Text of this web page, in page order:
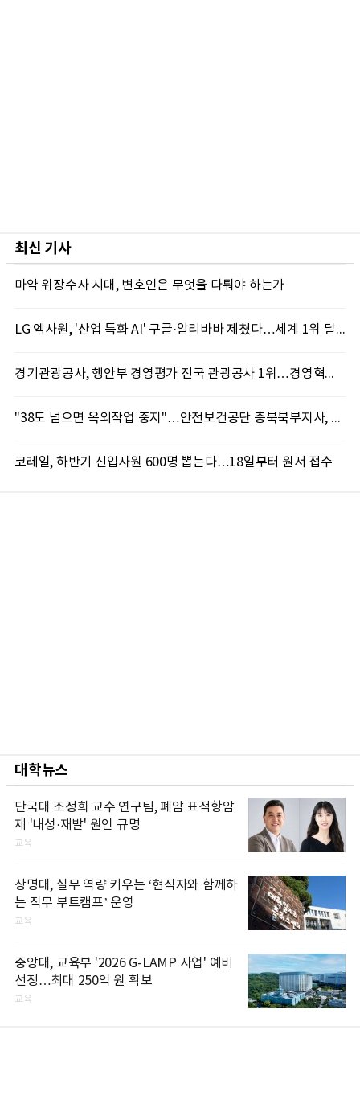
최신 기사
마약 위장수사 시대, 변호인은 무엇을 다퉈야 하는가
LG 엑사원, '산업 특화 AI' 구글·알리바바 제쳤다…세계 1위 달성
경기관광공사, 행안부 경영평가 전국 관광공사 1위…경영혁신 성과 인정
"38도 넘으면 옥외작업 중지"…안전보건공단 충북북부지사, 코레일과 폭염 예방 캠페인
코레일, 하반기 신입사원 600명 뽑는다…18일부터 원서 접수
대학뉴스
단국대 조정희 교수 연구팀, 폐암 표적항암
제 '내성·재발' 원인 규명
교육
상명대, 실무 역량 키우는 ‘현직자와 함께하
는 직무 부트캠프’ 운영
교육
중앙대, 교육부 '2026 G-LAMP 사업' 예비
선정…최대 250억 원 확보
교육